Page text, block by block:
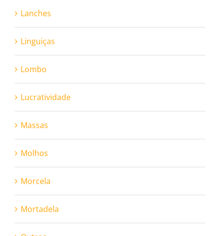
Lanches
Linguiças
Lombo
Lucratividade
Massas
Molhos
Morcela
Mortadela